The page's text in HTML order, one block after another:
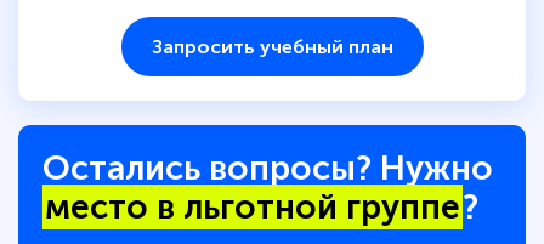
Запросить учебный план
Остались вопросы? Нужно
место в льготной группе?